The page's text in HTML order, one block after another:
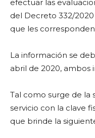
efectuar las
del Decreto 332/
que les
La información se
abril de 2020, ambos
Tal como surge de la
servicio con la clave
que brinde la